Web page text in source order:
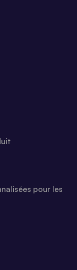
pour les